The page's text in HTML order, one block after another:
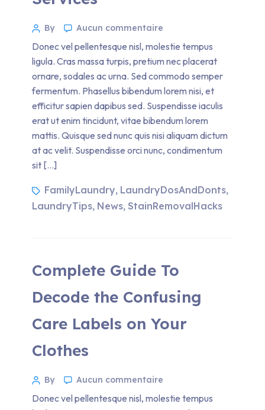
By Aucun commentaire
Donec vel pellentesque nisl, molestie tempus
ligula. Cras massa turpis, pretium nec placerat
ornare, sodales ac urna. Sed commodo semper
fermentum. Phasellus bibendum lorem nisi, et
efficitur sapien dapibus sed. Suspendisse iaculis
erat ut enim tincidunt, vitae bibendum lorem
mattis. Quisque sed nunc quis nisi aliquam dictum
at ac velit. Suspendisse orci nunc, condimentum
sit […]
FamilyLaundry, LaundryDosAndDonts,
LaundryTips, News,StainRemovalHacks
Complete Guide To
Decode the Confusing
Care Labels on Your
Clothes
By Aucun commentaire
Donec vel pellentesque nisl, molestie tempus